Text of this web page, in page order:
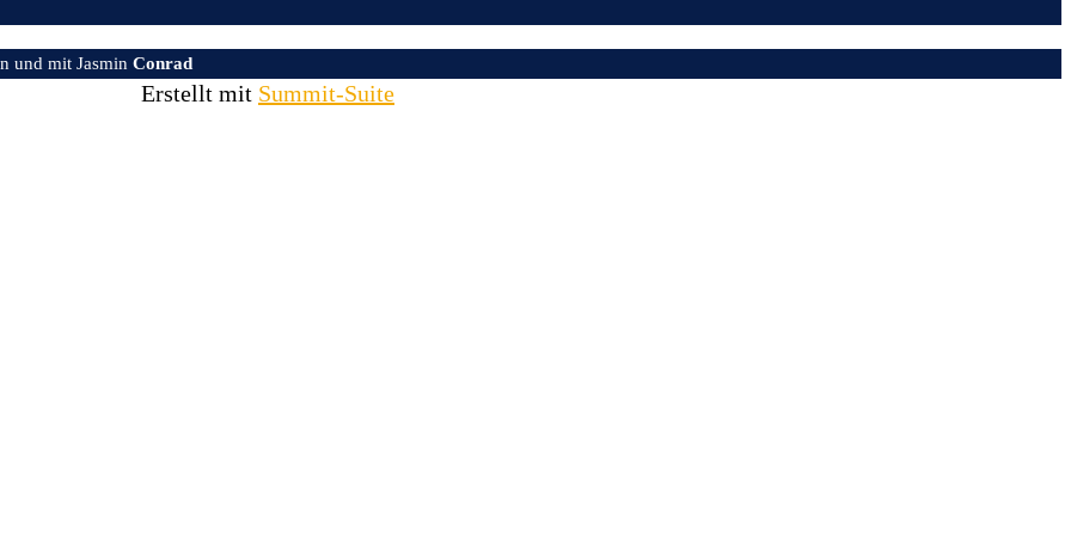
und mit Jasmin Conrad
Erstellt mit Summit-Suite